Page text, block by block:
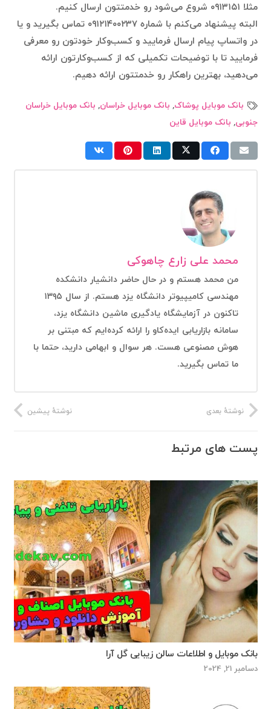
مثلا ۰۹۱۳۱۵۱ شروع می‌شود رو خدمتتون ارسال کنیم.
البته پیشنهاد می‌کنم با شماره ۰۹۱۲۱۴۰۰۲۳۷ تماس بگیرید و یا
در واتساپ پیام ارسال فرمایید و کسب‌وکار خودتون رو معرفی
فرمایید تا با توضیحات تکمیلی که از کسب‌وکارتون ارائه
می‌دهید، بهترین راهکار رو خدمتتون ارائه دهیم.
بانک موبایل پوشاک, بانک موبایل خراسان, بانک موبایل خراسان
جنوبی, بانک موبایل قاین
محمد علی زارع چاهوکی
من محمد هستم و در حال حاضر دانشیار دانشکده
مهندسی کامیپیوتر دانشگاه یزد هستم. از سال ۱۳۹۵
تاکنون در آزمایشگاه یادگیری ماشین دانشگاه یزد،
سامانه بازاریابی ایده‌کاو را ارائه کرده‌ایم که مبتنی بر
هوش مصنوعی هست. هر سوال و ابهامی دارید، حتما با
ما تماس بگیرید.
نوشتهٔ پیشین نوشتهٔ بعدی
پست های مرتبط
بانک موبایل و اطلاعات سالن زیبایی گل آرا
دسامبر 21, 2024